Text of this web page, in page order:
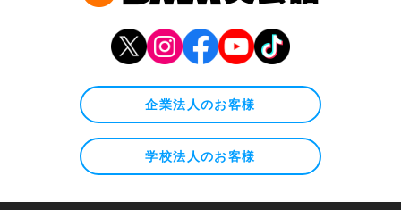
企業法人のお客様
学校法人のお客様